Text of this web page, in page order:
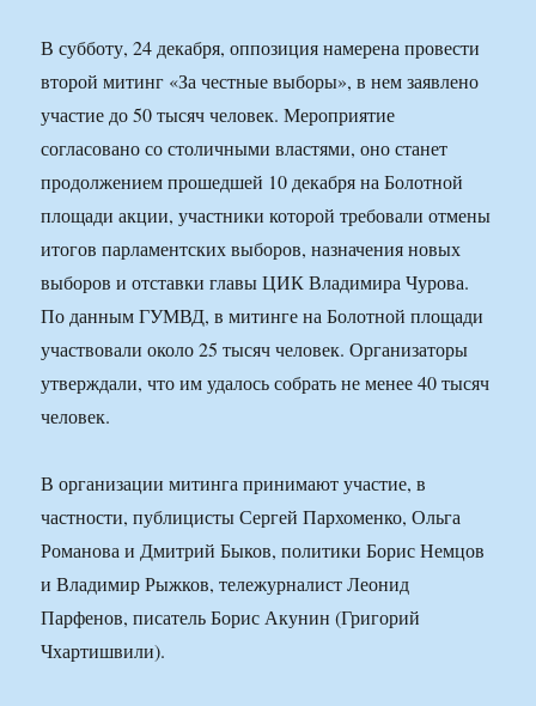
В субботу, 24 декабря, оппозиция намерена провести
второй митинг «За честные выборы», в нем заявлено
участие до 50 тысяч человек. Мероприятие
согласовано со столичными властями, оно станет
продолжением прошедшей 10 декабря на Болотной
площади акции, участники которой требовали отмены
итогов парламентских выборов, назначения новых
выборов и отставки главы ЦИК Владимира Чурова.
По данным ГУМВД, в митинге на Болотной площади
участвовали около 25 тысяч человек. Организаторы
утверждали, что им удалось собрать не менее 40 тысяч
человек.
В организации митинга принимают участие, в
частности, публицисты Сергей Пархоменко, Ольга
Романова и Дмитрий Быков, политики Борис Немцов
и Владимир Рыжков, тележурналист Леонид
Парфенов, писатель Борис Акунин (Григорий
Чхартишвили).